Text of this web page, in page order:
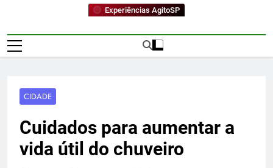
Experiências AgitoSP
CIDADE
Cuidados para aumentar a
vida útil do chuveiro